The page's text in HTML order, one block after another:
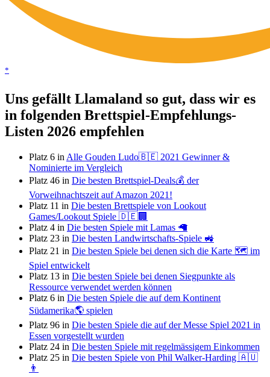
*
Uns gefällt Llamaland so gut, dass wir es
in folgenden Brettspiel-Empfehlungs-
Listen 2026 empfehlen
Platz 6 in Alle Gouden Ludo🇧🇪 2021 Gewinner &
Nominierte im Vergleich
Platz 46 in Die besten Brettspiel-Deals💰 der
Vorweihnachtszeit auf Amazon 2021!
Platz 11 in Die besten Brettspiele von Lookout
Games/Lookout Spiele 🇩🇪🏢
Platz 4 in Die besten Spiele mit Lamas 🦙
Platz 23 in Die besten Landwirtschafts-Spiele 🚜
Platz 21 in Die besten Spiele bei denen sich die Karte 🗺 im
Spiel entwickelt
Platz 13 in Die besten Spiele bei denen Siegpunkte als
Ressource verwendet werden können
Platz 6 in Die besten Spiele die auf dem Kontinent
Südamerika🌎 spielen
Platz 96 in Die besten Spiele die auf der Messe Spiel 2021 in
Essen vorgestellt wurden
Platz 24 in Die besten Spiele mit regelmässigem Einkommen
Platz 25 in Die besten Spiele von Phil Walker-Harding 🇦🇺
👨